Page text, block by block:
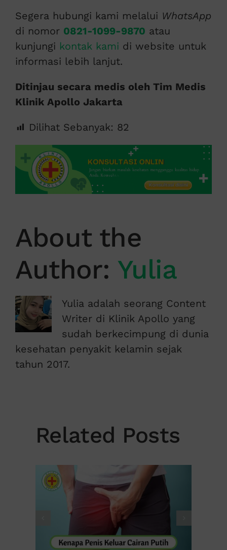
Segera hubungi kami melalui WhatsApp
di nomor 0821-1099-9870 atau
kunjungi kontak kami di website untuk
informasi lebih lanjut.
Ditinjau secara medis oleh Tim Medis
Klinik Apollo Jakarta
Dilihat Sebanyak: 82
About the
Author: Yulia
Yulia adalah seorang Content
Writer di Klinik Apollo yang
sudah berkecimpung di dunia
kesehatan penyakit kelamin sejak
tahun 2017.
Related Posts